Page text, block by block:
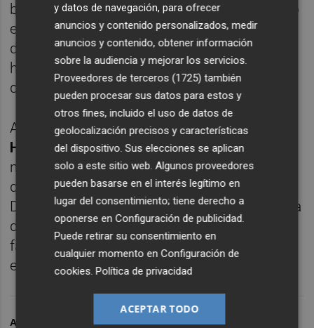
bases de la competición; algo para lo que no
era necesario que se pronunciara el CSD...),
de manera que si no hay sorpresa de última
hora, será el viernes 8 cuando se resuelva
qué ocurre con la Segunda B, Tercera...
Así, respecto a los clubes alicantinos, el
Hérculesy elOrihuelaseguirán un curso
más en Segunda B (junto aLa Nucía),
quedando por ver qué ocurre con la Tercera
División y si elAlcoyano asciende de manera
directa (si no hay 'play-off') o lo hace en una
fase de ascenso en la que podría participar
el
Intercity Sant Joan.
ARCHIVADO EN RFEF HÉRCULES CF CORONAVIRUS
y datos de navegación, para ofrecer
anuncios y contenido personalizados, medir
anuncios y contenido, obtener información
sobre la audiencia y mejorar los servicios.
Proveedores de terceros (1725) también
pueden procesar sus datos para estos y
otros fines, incluido el uso de datos de
geolocalización precisos y características
del dispositivo. Sus elecciones se aplican
solo a este sitio web. Algunos proveedores
pueden basarse en el interés legítimo en
lugar del consentimiento; tiene derecho a
oponerse enConfiguración de publicidad.
Puede retirar su consentimiento en
cualquier momento enConfiguración de
cookies.Política de privacidad
ACEPTAR TODO